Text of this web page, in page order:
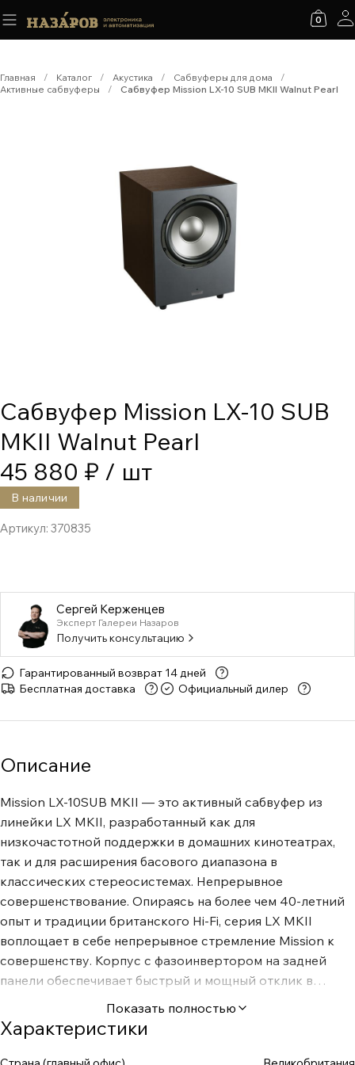
0
Главная / Каталог / Акустика / Сабвуферы для дома
/
Активные сабвуферы
/ Сабвуфер Mission LX-10 SUB MKII Walnut Pearl
Сабвуфер Mission LX-10 SUB
MKII Walnut Pearl
45 880 ₽ / шт
В наличии
Артикул: 370835
Сергей Керженцев
Эксперт Галереи Назаров
Получить консультацию
Гарантированный возврат 14 дней
Бесплатная доставка
Официальный дилер
Описание
Mission LX-10SUB MKII — это активный сабвуфер из
линейки LX MKII, разработанный как для
низкочастотной поддержки в домашних кинотеатрах,
так и для расширения басового диапазона в
классических стереосистемах. Непрерывное
совершенствование. Опираясь на более чем 40-летний
опыт и традиции британского Hi-Fi, серия LX MKII
воплощает в себе непрерывное стремление Mission к
совершенству. Корпус с фазоинвертором на задней
панели обеспечивает быстрый и мощный отклик в
нижнем регистре. В то же время встроенный усилитель
класса D с индивидуально разработанной балансной
схемой гарантирует высочайшую мощность и скорость
работы, практически невиданные для сабвуферов этой
Показать полностью
Характеристики